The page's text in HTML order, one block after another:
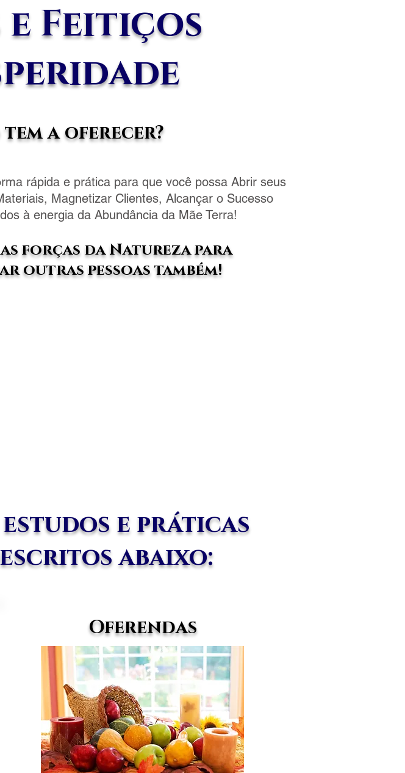
Feitiços
tem a oferecer?
rápida e prática para que você possa Abrir seus
Magnetizar Clientes, Alcançar o Sucesso
à energia da Abundância da Mãe Terra!
as forças da Natureza para
outras pessoas também!
e práticas
abaixo:
Oferendas